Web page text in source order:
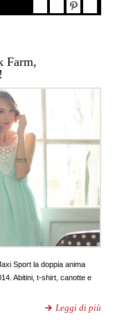
Farm,
Sport la doppia anima
Abitini, t-shirt, canotte e
Leggi di più